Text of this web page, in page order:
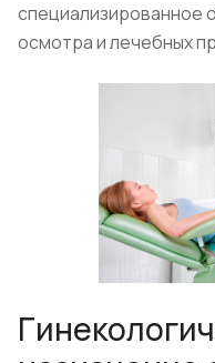
специализированное
осмотра и лечебных